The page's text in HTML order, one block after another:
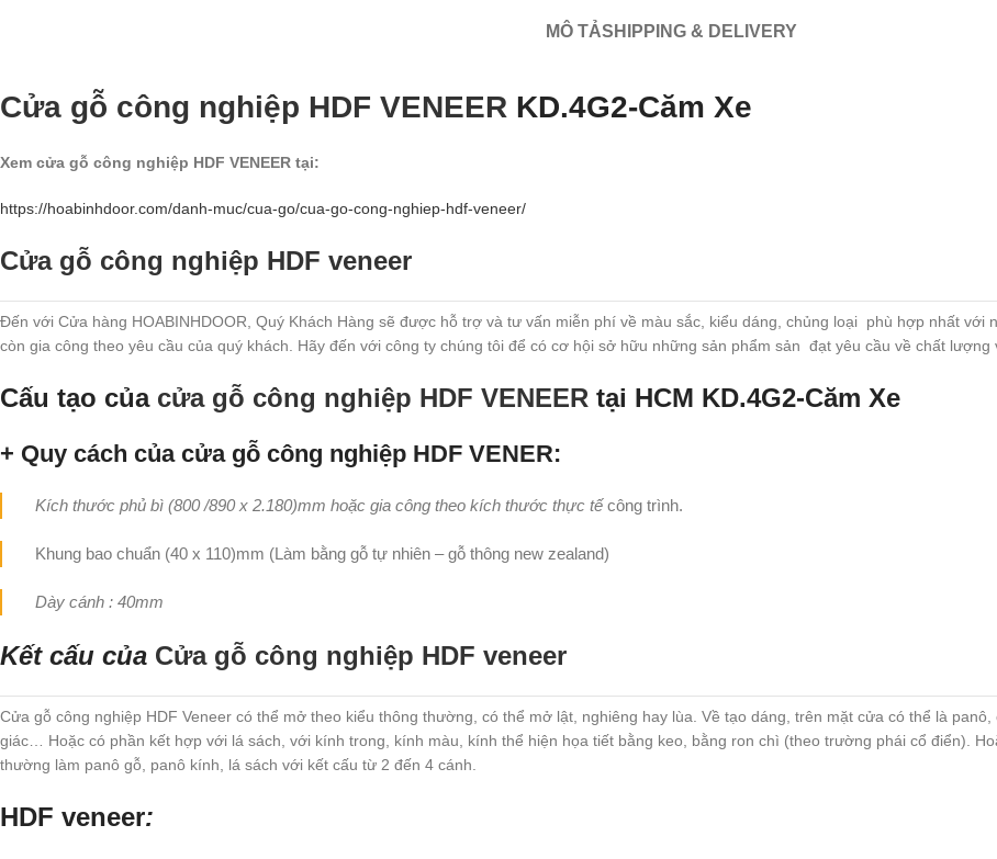
MÔ TẢSHIPPING & DELIVERY
Cửa gỗ công nghiệp HDF VENEER KD.4G2-Căm Xe
Xem cửa gỗ công nghiệp HDF VENEER tại:
https://hoabinhdoor.com/danh-muc/cua-go/cua-go-cong-nghiep-hdf-veneer/
Cửa gỗ công nghiệp HDF veneer
Đến với Cửa hàng HOABINHDOOR, Quý Khách Hàng sẽ được hỗ trợ và tư vấn miễn phí về màu sắc, kiểu dáng, chủng loại phù hợp nhất với
còn gia công theo yêu cầu của quý khách. Hãy đến với công ty chúng tôi để có cơ hội sở hữu những sản phẩm sản đạt yêu cầu về chất lượng
Cấu tạo của cửa gỗ công nghiệp HDF VENEER tại HCM KD.4G2-Căm Xe
+ Quy cách của cửa gỗ công nghiệp HDF VENER:
Kích thước phủ bì (800 /890 x 2.180)mm hoặc gia công theo kích thước thực tếcông trình.
Khung bao chuẩn (40 x 110)mm (Làm bằng gỗ tự nhiên – gỗ thông new zealand)
Dày cánh : 40mm
Kết cấu của Cửa gỗ công nghiệp HDF veneer
Cửa gỗ công nghiệp HDF Veneer có thể mở theo kiểu thông thường, có thể mở lật, nghiêng hay lùa. Về tạo dáng, trên mặt cửa có thể là
giác… Hoặc có phần kết hợp với lá sách, với kính trong, kính màu, kính thể hiện họa tiết bằng keo, bằng ron chì (theo trường phái cổ điển).
thường làm panô gỗ, panô kính, lá sách với kết cấu từ 2 đến 4 cánh.
HDF veneer: